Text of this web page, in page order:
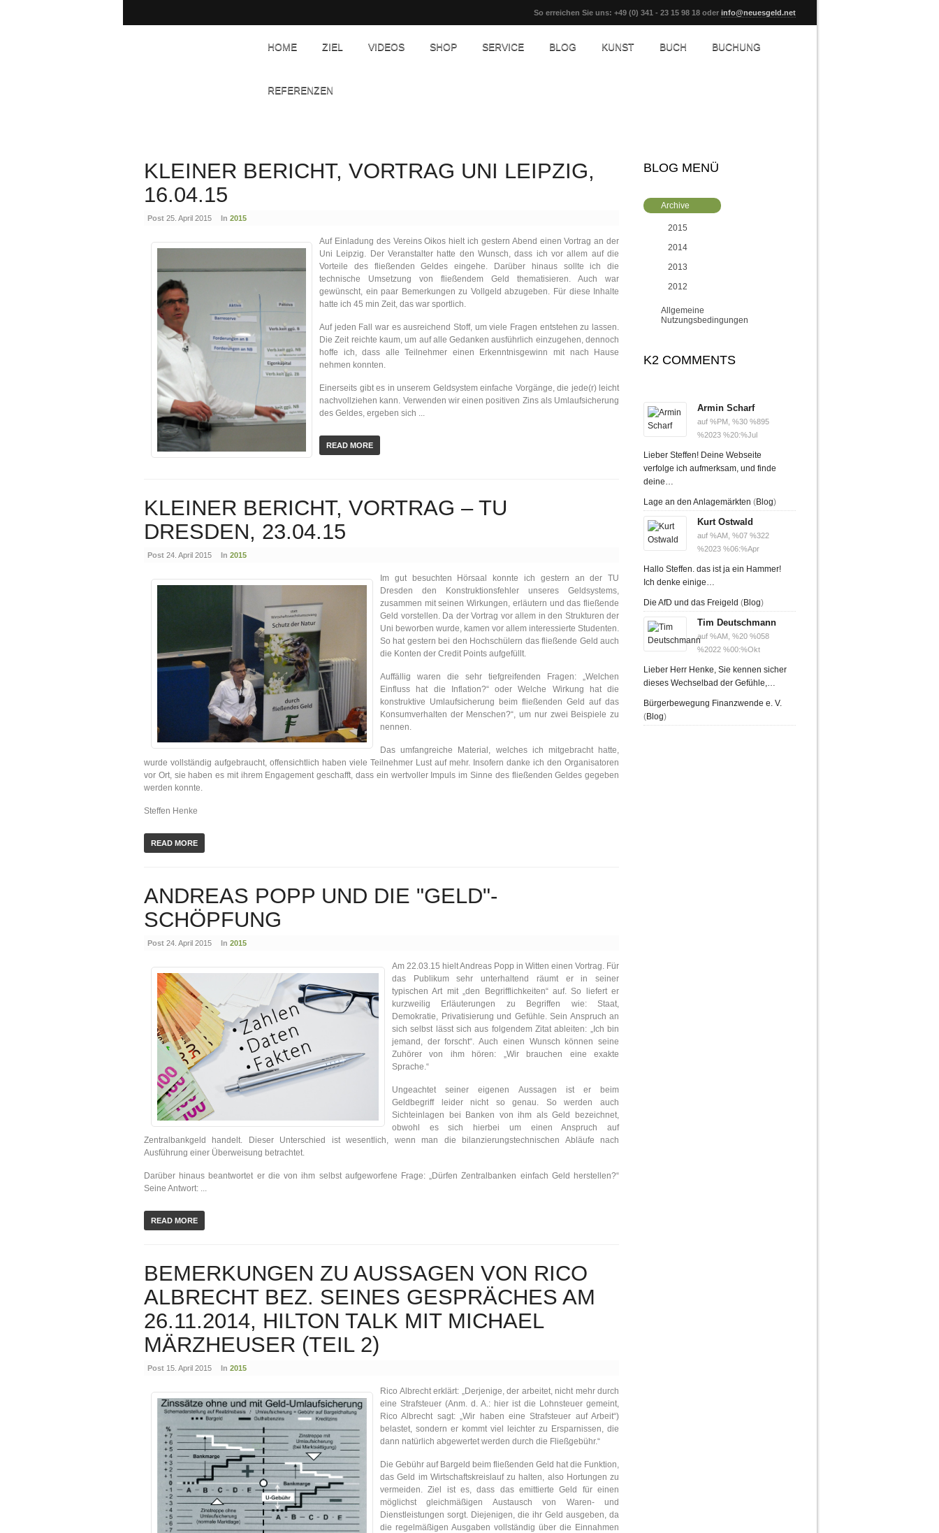
So erreichen Sie uns: +49 (0) 341 - 23 15 98 18 oder info@neuesgeld.net
HOME ZIEL VIDEOS SHOP SERVICE BLOG KUNST BUCH BUCHUNG
REFERENZEN
KLEINER BERICHT, VORTRAG UNI LEIPZIG,
16.04.15
Post 25. April 2015 In 2015
Auf Einladung des Vereins Oikos hielt ich gestern Abend einen Vortrag an der
Uni Leipzig. Der Veranstalter hatte den Wunsch, dass ich vor allem auf die
Vorteile des fließenden Geldes eingehe. Darüber hinaus sollte ich die
technische Umsetzung von fließendem Geld thematisieren. Auch war
gewünscht, ein paar Bemerkungen zu Vollgeld abzugeben. Für diese Inhalte
hatte ich 45 min Zeit, das war sportlich.
Auf jeden Fall war es ausreichend Stoff, um viele Fragen entstehen zu lassen.
Die Zeit reichte kaum, um auf alle Gedanken ausführlich einzugehen, dennoch
hoffe ich, dass alle Teilnehmer einen Erkenntnisgewinn mit nach Hause
nehmen konnten.
Einerseits gibt es in unserem Geldsystem einfache Vorgänge, die jede(r) leicht
nachvollziehen kann. Verwenden wir einen positiven Zins als Umlaufsicherung
des Geldes, ergeben sich ...
READ MORE
KLEINER BERICHT, VORTRAG – TU
DRESDEN, 23.04.15
Post 24. April 2015 In 2015
Im gut besuchten Hörsaal konnte ich gestern an der TU
Dresden den Konstruktionsfehler unseres Geldsystems,
zusammen mit seinen Wirkungen, erläutern und das fließende
Geld vorstellen. Da der Vortrag vor allem in den Strukturen der
Uni beworben wurde, kamen vor allem interessierte Studenten.
So hat gestern bei den Hochschülern das fließende Geld auch
die Konten der Credit Points aufgefüllt.
Auffällig waren die sehr tiefgreifenden Fragen: „Welchen
Einfluss hat die Inflation?“ oder Welche Wirkung hat die
konstruktive Umlaufsicherung beim fließenden Geld auf das
Konsumverhalten der Menschen?“, um nur zwei Beispiele zu
nennen.
Das umfangreiche Material, welches ich mitgebracht hatte,
wurde vollständig aufgebraucht, offensichtlich haben viele Teilnehmer Lust auf mehr. Insofern danke ich den Organisatoren
vor Ort, sie haben es mit ihrem Engagement geschafft, dass ein wertvoller Impuls im Sinne des fließenden Geldes gegeben
werden konnte.
Steffen Henke
READ MORE
ANDREAS POPP UND DIE "GELD"-
SCHÖPFUNG
Post 24. April 2015 In 2015
Am 22.03.15 hielt Andreas Popp in Witten einen Vortrag. Für
das Publikum sehr unterhaltend räumt er in seiner
typischen Art mit „den Begrifflichkeiten“ auf. So liefert er
kurzweilig Erläuterungen zu Begriffen wie: Staat,
Demokratie, Privatisierung und Gefühle. Sein Anspruch an
sich selbst lässt sich aus folgendem Zitat ableiten: „Ich bin
jemand, der forscht“. Auch einen Wunsch können seine
Zuhörer von ihm hören: „Wir brauchen eine exakte
Sprache.“
Ungeachtet seiner eigenen Aussagen ist er beim
Geldbegriff leider nicht so genau. So werden auch
Sichteinlagen bei Banken von ihm als Geld bezeichnet,
obwohl es sich hierbei um einen Anspruch auf
Zentralbankgeld handelt. Dieser Unterschied ist wesentlich, wenn man die bilanzierungstechnischen Abläufe nach
Ausführung einer Überweisung betrachtet.
Darüber hinaus beantwortet er die von ihm selbst aufgeworfene Frage: „Dürfen Zentralbanken einfach Geld herstellen?“
Seine Antwort: ...
READ MORE
BEMERKUNGEN ZU AUSSAGEN VON RICO
ALBRECHT BEZ. SEINES GESPRÄCHES AM
26.11.2014, HILTON TALK MIT MICHAEL
MÄRZHEUSER (TEIL 2)
Post 15. April 2015 In 2015
Rico Albrecht erklärt: „Derjenige, der arbeitet, nicht mehr durch
eine Strafsteuer (Anm. d. A.: hier ist die Lohnsteuer gemeint,
Rico Albrecht sagt: „Wir haben eine Strafsteuer auf Arbeit“)
belastet, sondern er kommt viel leichter zu Ersparnissen, die
dann natürlich abgewertet werden durch die Fließgebühr.“
Die Gebühr auf Bargeld beim fließenden Geld hat die Funktion,
das Geld im Wirtschaftskreislauf zu halten, also Hortungen zu
vermeiden. Ziel ist es, dass das emittierte Geld für einen
möglichst gleichmäßigen Austausch von Waren- und
Dienstleistungen sorgt. Diejenigen, die ihr Geld ausgeben, da
die regelmäßigen Ausgaben vollständig über die Einnahmen
BLOG MENÜ
Archive
2015
2014
2013
2012
Allgemeine
Nutzungsbedingungen
K2 COMMENTS
Armin Scharf
auf %PM, %30 %895
%2023 %20:%Jul
Lieber Steffen! Deine Webseite
verfolge ich aufmerksam, und finde
deine…
Lage an den Anlagemärkten (Blog)
Kurt Ostwald
auf %AM, %07 %322
%2023 %06:%Apr
Hallo Steffen. das ist ja ein Hammer!
Ich denke einige…
Die AfD und das Freigeld (Blog)
Tim Deutschmann
auf %AM, %20 %058
%2022 %00:%Okt
Lieber Herr Henke, Sie kennen sicher
dieses Wechselbad der Gefühle,…
Bürgerbewegung Finanzwende e. V.
(Blog)